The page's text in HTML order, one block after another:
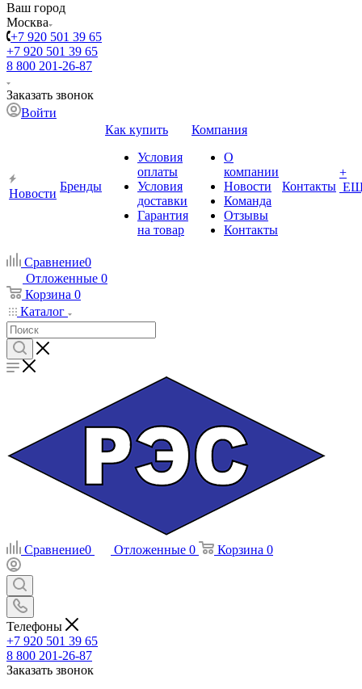
Ваш город
Москва
+7 920 501 39 65
+7 920 501 39 65
8 800 201-26-87
Заказать звонок
Войти
Новости
Бренды
Как купить
Условия
оплаты
Условия
доставки
Гарантия
на товар
Компания
О
компании
Новости
Команда
Отзывы
Контакты
Контакты
+
Сравнение0
Отложенные 0
Корзина 0
Каталог
Сравнение0 Отложенные 0 Корзина 0
Телефоны
+7 920 501 39 65
8 800 201-26-87
Заказать звонок